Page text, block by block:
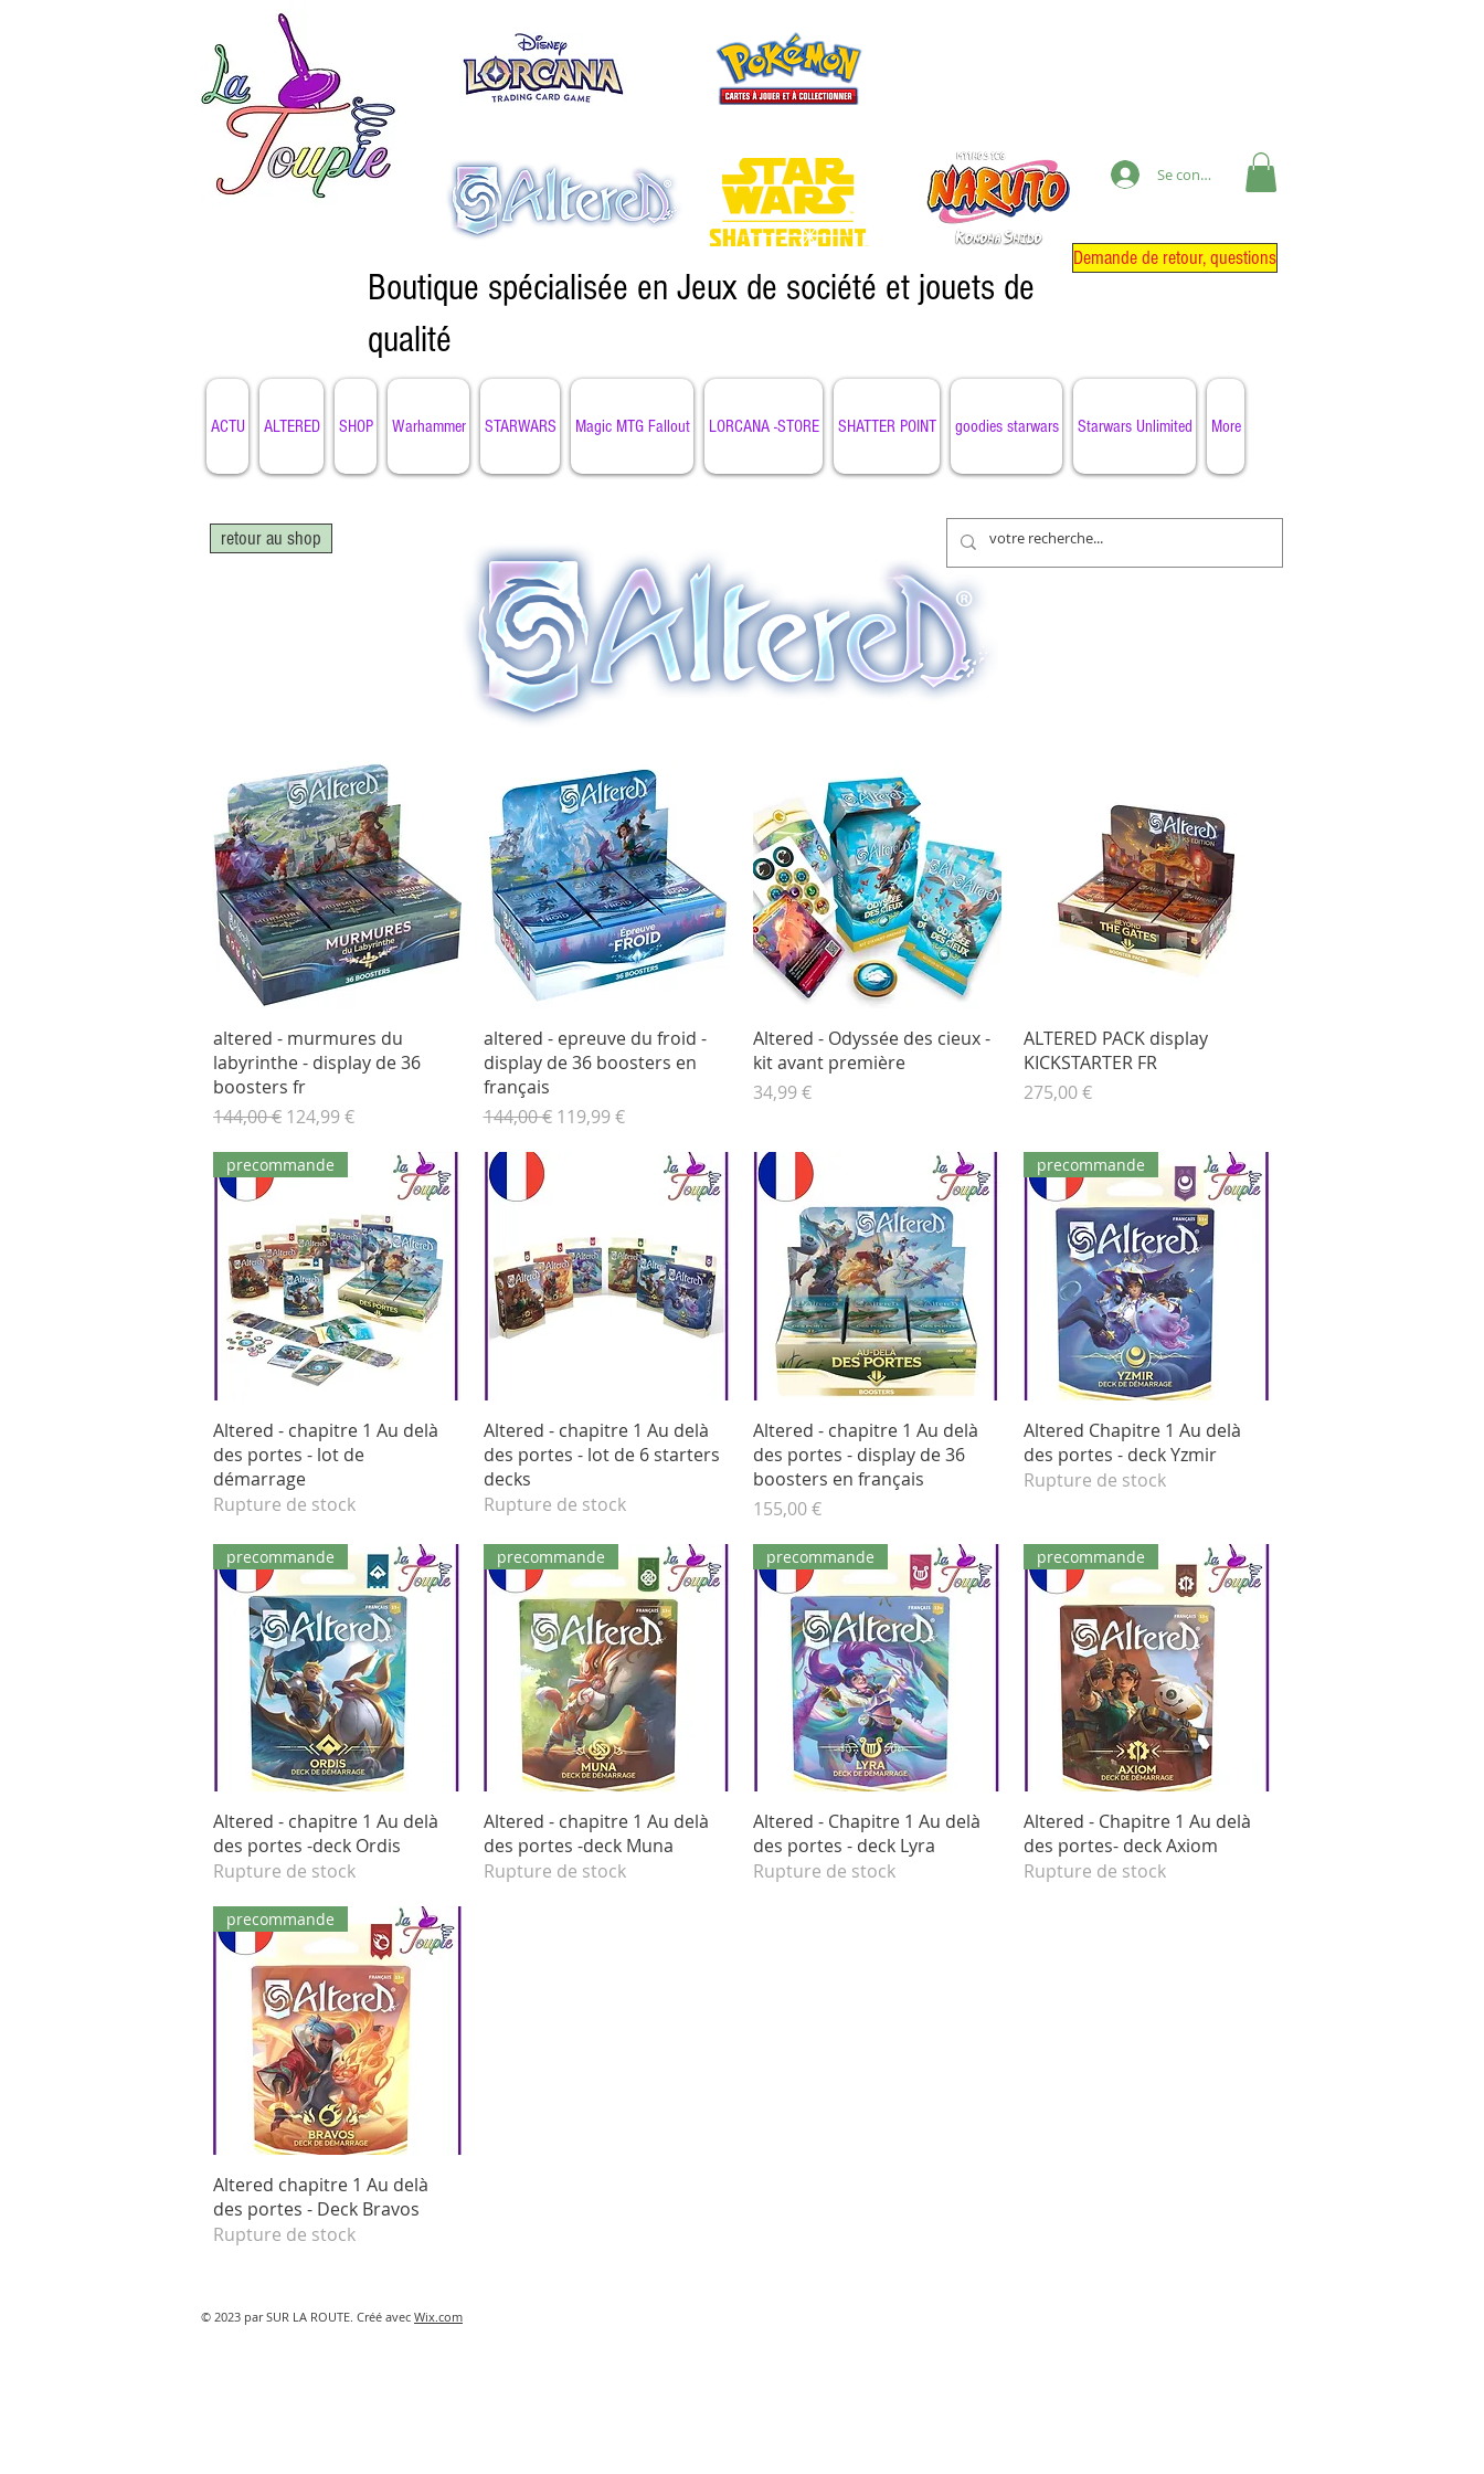
Se connecter
Boutique spécialisée en Jeux de société et jouets de
qualité
Demande de retour, questions
ACTU ALTERED SHOP Warhammer STARWARS Magic MTG Fallout LORCANA -STORE SHATTER POINT goodies starwars Starwars Unlimited More
retour au shop
Aperçu rapide
altered - murmures du
labyrinthe - display de 36
boosters fr
Prix original
144,00 € Prix promotionnel
124,99 €
Aperçu rapide
altered - epreuve du froid -
display de 36 boosters en
français
Prix original
144,00 € Prix promotionnel
119,99 €
Aperçu rapide
Altered - Odyssée des cieux -
kit avant première
Prix
34,99 €
Aperçu rapide
ALTERED PACK display
KICKSTARTER FR
Prix
275,00 €
Aperçu rapide
precommande
Altered - chapitre 1 Au delà
des portes - lot de
démarrage
Rupture de stock
Aperçu rapide
Altered - chapitre 1 Au delà
des portes - lot de 6 starters
decks
Rupture de stock
Aperçu rapide
Altered - chapitre 1 Au delà
des portes - display de 36
boosters en français
Prix
155,00 €
Aperçu rapide
precommande
Altered Chapitre 1 Au delà
des portes - deck Yzmir
Rupture de stock
Aperçu rapide
precommande
Altered - chapitre 1 Au delà
des portes -deck Ordis
Rupture de stock
Aperçu rapide
precommande
Altered - chapitre 1 Au delà
des portes -deck Muna
Rupture de stock
Aperçu rapide
precommande
Altered - Chapitre 1 Au delà
des portes - deck Lyra
Rupture de stock
Aperçu rapide
precommande
Altered - Chapitre 1 Au delà
des portes- deck Axiom
Rupture de stock
Aperçu rapide
precommande
Altered chapitre 1 Au delà
des portes - Deck Bravos
Rupture de stock
© 2023 par SUR LA ROUTE. Créé avec Wix.com